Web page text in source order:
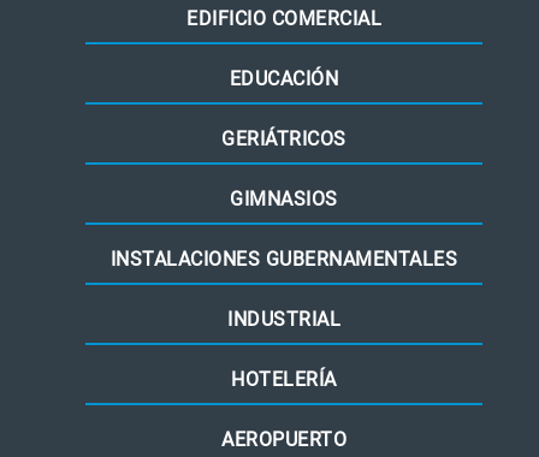
EDIFICIO COMERCIAL
EDUCACIÓN
GERIÁTRICOS
GIMNASIOS
INSTALACIONES GUBERNAMENTALES
INDUSTRIAL
HOTELERÍA
AEROPUERTO